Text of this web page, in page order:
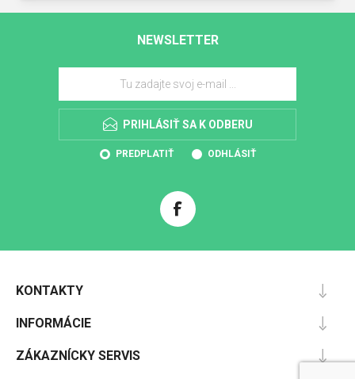
NEWSLETTER
PRIHLÁSIŤ SA K ODBERU
PREDPLATIŤ ODHLÁSIŤ
KONTAKTY
INFORMÁCIE
ZÁKAZNÍCKY SERVIS